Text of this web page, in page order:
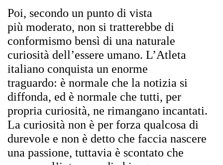
Poi, secondo un punto di vista
più moderato, non si tratterebbe di
conformismo bensì di una naturale
curiosità dell’essere umano. L’Atleta
italiano conquista un enorme
traguardo: è normale che la notizia si
diffonda, ed è normale che tutti, per
propria curiosità, ne rimangano incantati.
La curiosità non è per forza qualcosa di
durevole e non è detto che faccia nascere
una passione, tuttavia è scontato che